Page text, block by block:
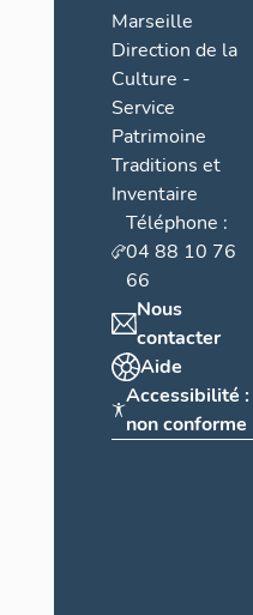
Marseille
Direction de la
Culture -
Service
Patrimoine
Traditions et
Inventaire
Téléphone :
04 88 10 76
66
Nous
contacter
Aide
Accessibilité :
non conforme